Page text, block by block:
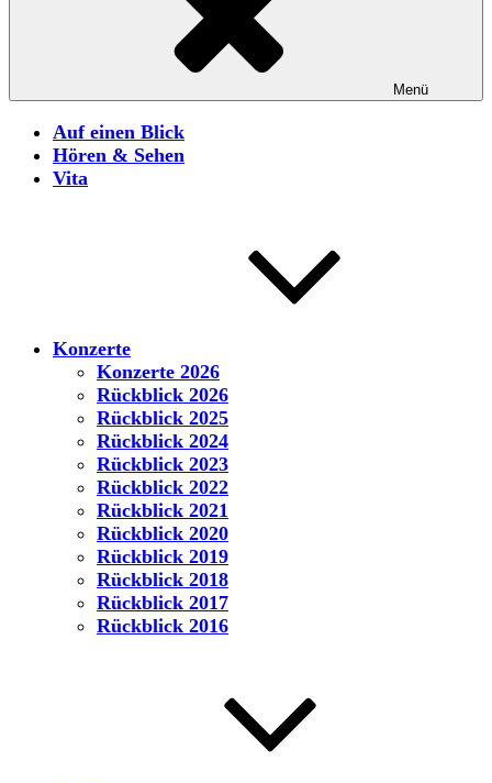
Menü
Auf einen Blick
Hören & Sehen
Vita
Konzerte
Konzerte 2026
Rückblick 2026
Rückblick 2025
Rückblick 2024
Rückblick 2023
Rückblick 2022
Rückblick 2021
Rückblick 2020
Rückblick 2019
Rückblick 2018
Rückblick 2017
Rückblick 2016